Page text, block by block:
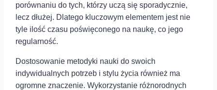
porównaniu do tych, ⁢którzy uczą się sporadycznie,
lecz dłużej. Dlatego kluczowym elementem jest nie
tyle ilość czasu poświęconego na naukę, co jego
regularność.
Dostosowanie metodyki nauki ⁣do swoich
indywidualnych potrzeb i stylu życia również ma
ogromne znaczenie. Wykorzystanie⁣ różnorodnych